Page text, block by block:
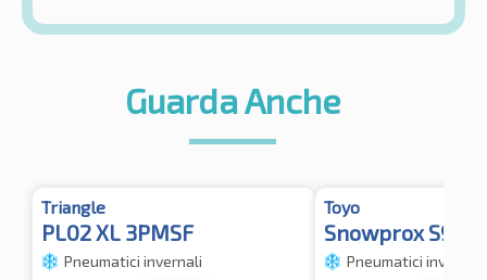
Guarda Anche
Triangle
PL02 XL 3PMSF
Pneumatici invernali
Toyo
Snowprox S954
Pneumatici invernali